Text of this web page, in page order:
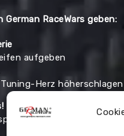
RaceWars geben:
aufgeben
Herz
die Energie und